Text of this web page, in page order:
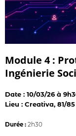
Module 4 :
Ingénierie
Date : 10/03/26 à
Lieu : Creativa, 81/
Durée : 2h30